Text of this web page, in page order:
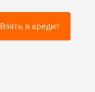
Взять в кредит